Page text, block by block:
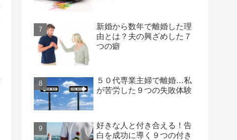
新婚から数年で離婚した理
由とは？夫の興ざめした７
つの癖
５０代専業主婦で離婚…私
が苦労した９つの失敗体験
好きな人と付き合える！告
白を成功に導く９つの付き